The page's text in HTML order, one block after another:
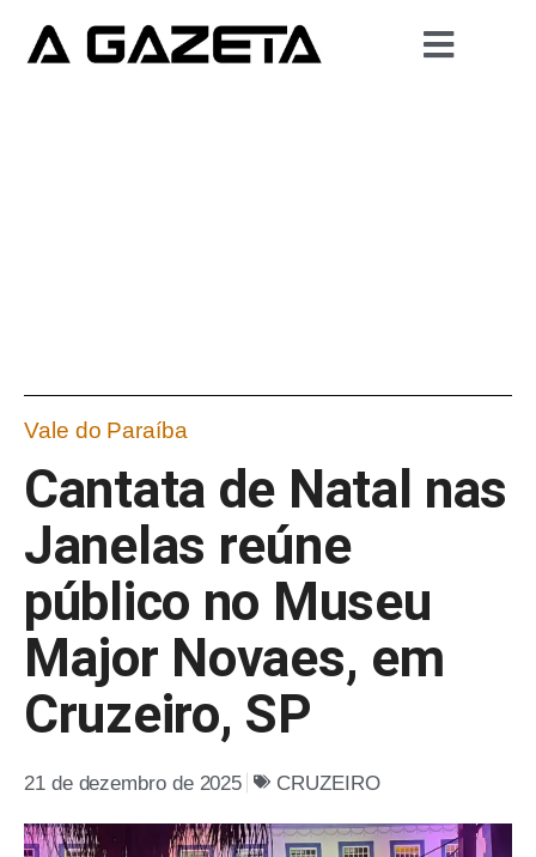
Vale do Paraíba
Cantata de Natal nas
Janelas reúne
público no Museu
Major Novaes, em
Cruzeiro, SP
21 de dezembro de 2025 CRUZEIRO